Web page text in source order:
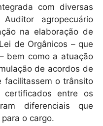
com diversas
agropecuário
na elaboração de
de Orgânicos – que
bem como a atuação
de acordos de
facilitassem o trânsito
entre os
diferenciais que
o cargo.